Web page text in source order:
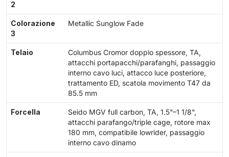
2
Colorazione
3
Metallic Sunglow Fade
Telaio
Columbus Cromor doppio spessore, TA,
attacchi portapacchi/parafanghi, passaggio
interno cavo luci, attacco luce posteriore,
trattamento ED, scatola movimento T47 da
85.5 mm
Forcella
Seido MGV full carbon, TA, 1.5"–1 1/8",
attacchi parafango/triple cage, rotore max
180 mm, compatibile lowrider, passaggio
interno cavo dinamo